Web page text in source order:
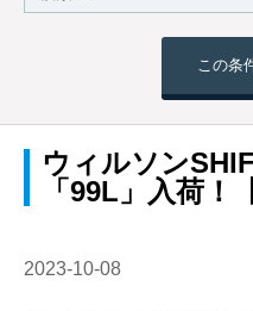
この条
ウィルソン
「99L」入荷！
2023-10-08